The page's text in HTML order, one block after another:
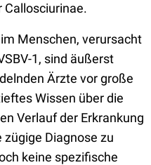
Callosciurinae.
Menschen, verursacht
1, sind äußerst
Ärzte vor große
Wissen über die
Verlauf der Erkrankung
Diagnose zu
keine spezifische